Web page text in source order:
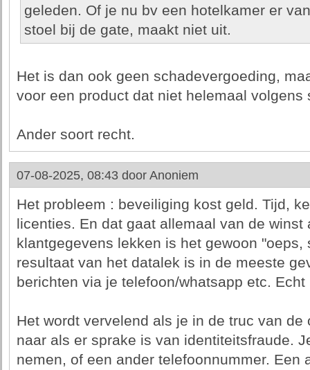
geleden. Of je nu bv een hotelkamer er
stoel bij de gate, maakt niet uit.
Het is dan ook geen schadevergoeding,
voor een product dat niet helemaal
Ander soort recht.
07-08-2025, 08:43 door Anoniem
Het probleem : beveiliging kost geld. Tijd,
licenties. En dat gaat allemaal van de
klantgegevens lekken is het gewoon "oeps,
resultaat van het datalek is in de meeste
berichten via je telefoon/whatsapp etc.
Het wordt vervelend als je in de truc van
naar als er sprake is van identiteitsfraude.
nemen, of een ander telefoonnummer. Een